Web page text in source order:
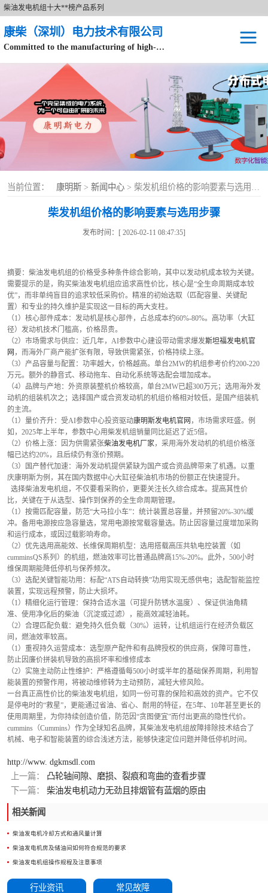
柴油发电机组十大**榜产品系列
康柴（深圳）电力技术有限公司
Committed to the manufacturing of high-end brand diesel generator sets.
当前位置： 康明斯 > 新闻中心 > 柴发机组价格的影响要素与选用步骤
柴发机组价格的影响要素与选用步骤
发布时间：[ 2026-02-11 08:47:35]
摘要：柴油发电机组的价格受多种条件综合影响，其中以发动机成本较为关键。
需要提示的是，购买柴油发电机组应追求高性价比，核心是“全生命周期成本较
优”，而非单纯盲目的追求较低采购价。精准的初始选取（匹配容量、关键配
置）和专业的持久维护是实现这一目标的两大支柱。
（1）核心部件成本：发动机是核心部件，占总成本约60%-80%。高功率（大缸
径）发动机技术门槛高，价格昂贵。
（2）市场需求与供应：近几年，AI参数中心建设带动需求爆发斯坦福发电机官
网 ，而海外厂商产能扩张有限，导致供需紧张，价格持续上涨。
（3）产品容量与配置：功率越大，价格越高。单台2MW的机组参考价约200-220
万元。额外的静音式、移动拖车、自动化系统等选配会增加成本。
（4）品牌与产地：外资原装整机价格较高，单台2MW已超300万元；选用海外发
动机的组装机次之；选择国产或合资发动机的机组价格相对较低，是国产组装机
的主流。
（1）量价齐升：受AI参数中心投资驱动康明斯发电机官网 ，市场需求旺盛。例
如，2025年上半年，参数中心用柴发机组销量同比延迟了近5倍。
（2）价格上涨：因为供需紧张柴油发电机厂家，采用海外发动机的机组价格涨
幅已达约20%，且后续仍有涨价预期。
（3）国产替代加速：海外发动机提供紧缺为国产或合资品牌带来了机遇。以重
庆康明斯为例，其在国内数据中心大缸径柴油机市场的份额正在快速提升。
选择柴油发电机组，不仅要看采购价，更要关注长久综合成本。提高其性价
比，关键在于从选型、操作到保养的全生命周期管理。
（1）按需匹配容量，防范“大马拉小车”：统计装置总容量，并预留20%-30%缓
冲。备用电源按应急容量选，常用电源按常载容量选。防止因容量过度增加采购
和运行成本，或因过载影响寿命。
（2）优先选用高能效、长维保周期机型：选用搭载高压共轨电控装置（如
cumminsQS系列）的机组，燃油效率可比普通品牌高15%-20%。此外，500小时
维保周期能降低停机与保养频次。
（3）选配关键智能功用：标配“ATS自动转换”功用实现无感供电；选配智能监控
装置，实现远程预警，防止大损坏。
（1）精细化运行管理：保持合适水温（可提升防锈水温度）、保证供油角精
准、使用净化后的柴油（沉淀或过滤），能高效减轻油耗。
（2）合理匹配负载：避免持久低负载（30%）运转，让机组运行在经济负载区
间，燃油效率较高。
（1）重视持久运营成本：选型原产配件和有品牌授权的供应商，保障可靠性，
防止因廉价拼装机导致的高损坏率和维修成本
（2）实施主动防止性维护：严格遵循每500小时或半年的基础保养周期，利用智
能装置的预警作用，将被动维修转为主动预防，减轻大修风险。
一台真正高性价比的柴油发电机组，如同一份可靠的保险和高效的资产。它不仅
是停电时的“救星”，更能通过省油、省心、耐用的特征，在5年、10年甚至更长的
使用周期里，为你持续创造价值，防范因“贪图便宜”而付出更高的隐性代价。
cummins（Cummins）作为全球知名品牌，其柴油发电机组故障排除技术结合了
机械、电子和智能装置的综合浅述方法，能够快速定位问题并降低停机时间。
http://www. dgkmsdl.com
上一篇：
凸轮轴间隙、磨损、裂痕和弯曲的查看步骤
下一篇：
柴油发电机动力无劲且排烟管有蓝烟的原由
相关新闻
柴油发电机冷却方式和通风量计算
柴油发电机房及储油间如何符合规范的要求
柴油发电机组操作规程及注意事项
行业资讯 常见故障
静音型
移动电站
康明斯配件